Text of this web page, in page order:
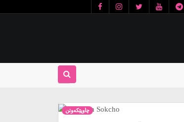
چاوپێکەوتن